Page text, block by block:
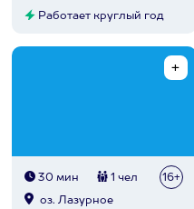
Работает круглый год
30 мин 1 чел 16+
оз. Лазурное